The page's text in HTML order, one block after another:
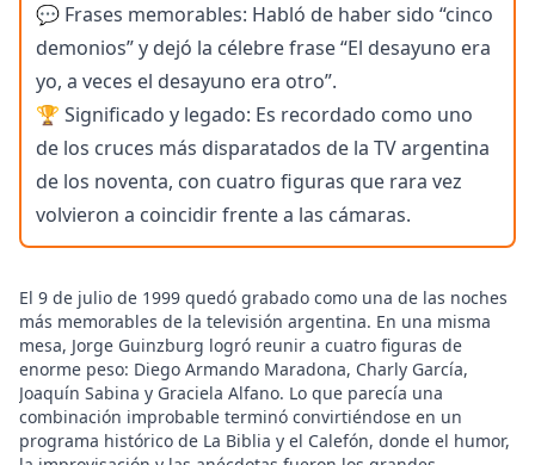
💬 Frases memorables: Habló de haber sido “cinco
demonios” y dejó la célebre frase “El desayuno era
yo, a veces el desayuno era otro”.
🏆 Significado y legado: Es recordado como uno
de los cruces más disparatados de la TV argentina
de los noventa, con cuatro figuras que rara vez
volvieron a coincidir frente a las cámaras.
El 9 de julio de 1999 quedó grabado como una de las noches
más memorables de la televisión argentina. En una misma
mesa, Jorge Guinzburg logró reunir a cuatro figuras de
enorme peso: Diego Armando Maradona, Charly García,
Joaquín Sabina y Graciela Alfano. Lo que parecía una
combinación improbable terminó convirtiéndose en un
programa histórico de La Biblia y el Calefón, donde el humor,